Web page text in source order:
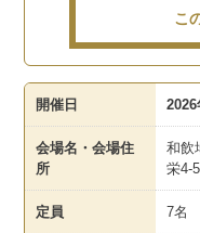
こ
開催日 2026
会場名・会場住
所
和飲
栄4-
定員 7名